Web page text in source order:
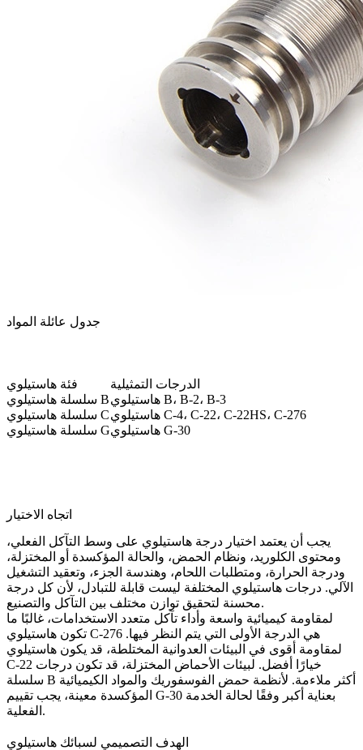
جدول عائلة المواد
فئة هاستيلوي
الدرجات التمثيلية
سلسلة هاستيلوي B
هاستيلوي B، B-2، B-3
سلسلة هاستيلوي C
هاستيلوي C-4، C-22، C-22HS، C-276
سلسلة هاستيلوي G
هاستيلوي G-30
اتجاه الاختيار
يجب أن يعتمد اختيار درجة هاستيلوي على وسط التآكل الفعلي،
ومحتوى الكلوريد، ونظام الحمض، والحالة المؤكسدة أو المختزلة،
ودرجة الحرارة، ومتطلبات اللحام، وهندسة الجزء، وتعقيد التشغيل
الآلي. درجات هاستيلوي المختلفة ليست قابلة للتبادل، لأن كل درجة
محسنة لتحقيق توازن مختلف بين التآكل والتصنيع.
لمقاومة كيميائية واسعة وأداء تآكل متعدد الاستخدامات، غالبًا ما
تكون هاستيلوي C-276
لمقاومة أقوى في البيئات العدوانية المختلطة، قد يكون هاستيلوي
C-22
سلسلة B أكثر ملاءمة. لأنظمة حمض الفوسفوريك والمواد الكيميائية
المؤكسدة معينة، يجب تقييم G-30 بعناية أكبر وفقًا لحالة الخدمة
الفعلية.
الهدف التصميمي لسبائك هاستيلوي